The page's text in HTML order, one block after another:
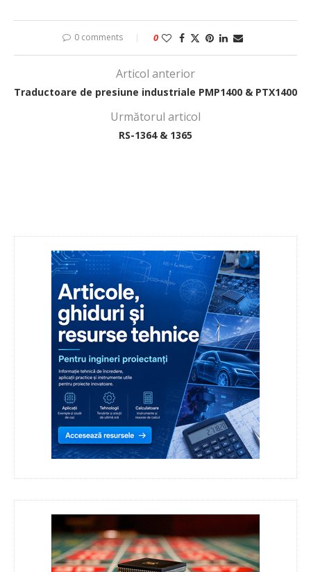
0 comments 0
Articol anterior
Traductoare de presiune industriale PMP1400 & PTX1400
Următorul articol
RS-1364 & 1365